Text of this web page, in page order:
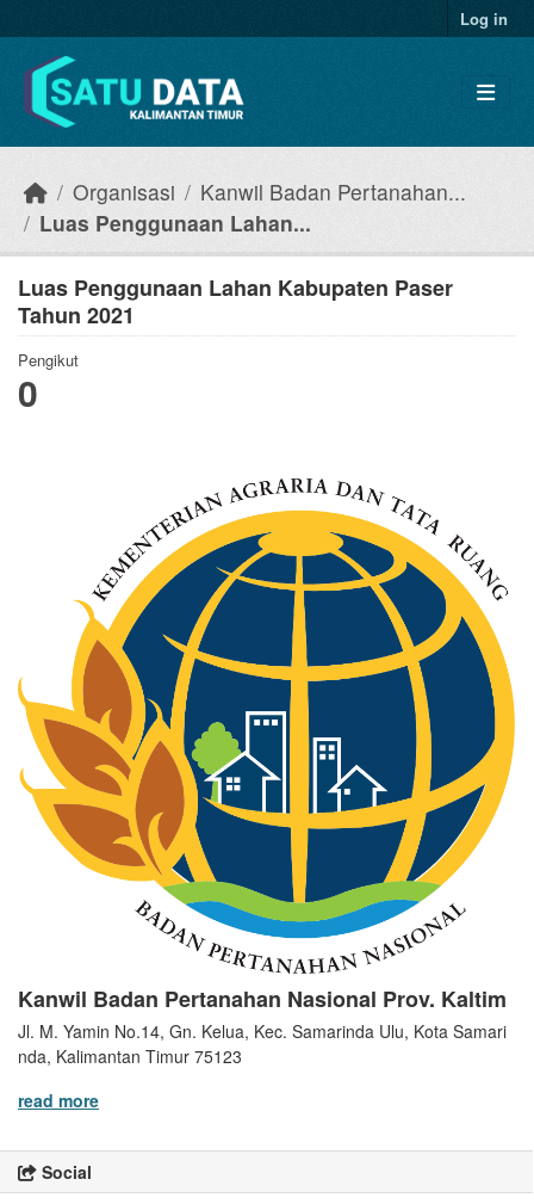
Log in
Organisasi
Kanwil Badan Pertanahan...
Luas Penggunaan Lahan...
Luas Penggunaan Lahan Kabupaten Paser
Tahun 2021
Pengikut
0
Kanwil Badan Pertanahan Nasional Prov. Kaltim
Jl. M. Yamin No.14, Gn. Kelua, Kec. Samarinda Ulu, Kota Samari
nda, Kalimantan Timur 75123
read more
Social